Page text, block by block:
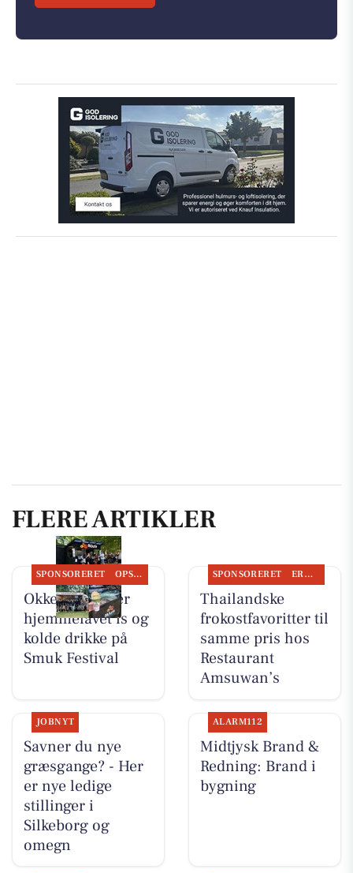
FLERE ARTIKLER
SPONSORERET OPSLAGSTAVLEN
Okkels serverer
hjemmelavet is og
kolde drikke på
Smuk Festival
SPONSORERET ERHVERV
Thailandske
frokostfavoritter til
samme pris hos
Restaurant
Amsuwan’s
JOBNYT
Savner du nye
græsgange? - Her
er nye ledige
stillinger i
Silkeborg og
omegn
ALARM112
Midtjysk Brand &
Redning: Brand i
bygning